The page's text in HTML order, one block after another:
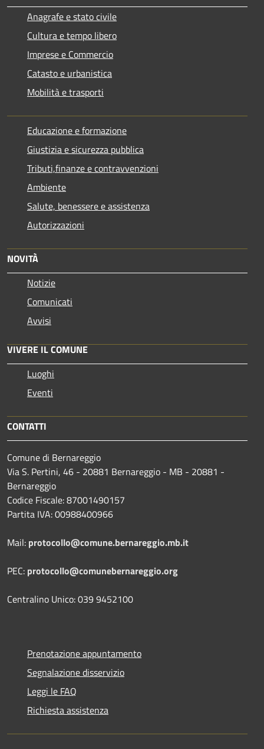
Anagrafe e stato civile
Cultura e tempo libero
Imprese e Commercio
Catasto e urbanistica
Mobilità e trasporti
Educazione e formazione
Giustizia e sicurezza pubblica
Tributi,finanze e contravvenzioni
Ambiente
Salute, benessere e assistenza
Autorizzazioni
NOVITÀ
Notizie
Comunicati
Avvisi
VIVERE IL COMUNE
Luoghi
Eventi
CONTATTI
Comune di Bernareggio
Via S. Pertini, 46 - 20881 Bernareggio - MB - 20881 -
Bernareggio
Codice Fiscale: 87001490157
Partita IVA: 00988400966
Mail: protocollo@comune.bernareggio.mb.it
PEC: protocollo@comunebernareggio.org
Centralino Unico: 039 9452100
Prenotazione appuntamento
Segnalazione disservizio
Leggi le FAQ
Richiesta assistenza